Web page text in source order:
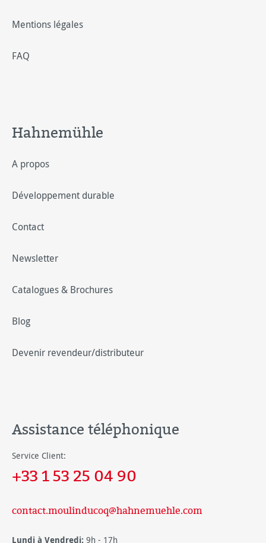
Mentions légales
FAQ
Hahnemühle
A propos
Développement durable
Contact
Newsletter
Catalogues & Brochures
Blog
Devenir revendeur/distributeur
Assistance téléphonique
Service Client:
+33 1 53 25 04 90
contact.moulinducoq@hahnemuehle.com
Lundi à Vendredi: 9h - 17h